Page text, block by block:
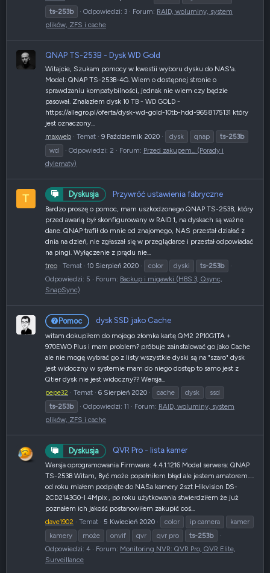
ts-253b
Odpowiedzi: 3 Forum: RAID, woluminy, system
plików, ZFS i cache
QNAP TS-253B - Dysk WD Gold
Witajcie, Szukam pomocy w kwestii wyboru dysku do NAS'a.
Model: QNAP TS-253B-4G. Wiem o dostępnej stronie o
sprawdzaniu kompatybilności, jednak nie wiem czy będzie
pasował. Znalazłem dysk 10 TB - WD GOLD -
https://allegro.pl/oferta/dysk-wd-gold-10tb-hdd-9658175131 który
jest oznaczony...
maxweb
Temat 9 Październik 2020 dysk qnap
ts-253b
wd
Odpowiedzi: 2 Forum: Przed zakupem... (Porady i
dylematy)
T Dyskusja Przywróć ustawienia fabryczne
Bardzo proszę o pomoc, mam uszkodzonego QNAP TS-253B, który
przed awarią był skonfigurowany w RAID 1, na dyskach są ważne
dane. QNAP trafił do mnie od znajomego, NAS przestał działać z
dnia na dzień, nie zgłaszał się w przeglądarce i przestał odpowiadać
na pingi. Wyłączenie z prądu nie...
treo
Temat 10 Sierpień 2020 color dyski
ts-253b
Odpowiedzi: 5
Forum: Backup i migawki (HBS 3, Qsync,
SnapSync)
Pomoc dysk SSD jako Cache
witam dokupiłem do mojego złomka kartę QM2 2P10G1TA +
970EWO Plus i mam problem? próbuje zainstalować go jako Cache
ale nie mogę wybrać go z listy wszystkie dyski są na "szaro" dysk
jest widoczny w systemie mam do niego dostęp to samo jest z
Qtier dysk nie jest widoczny?? Wersja...
pepe32
Temat 6 Sierpień 2020 cache dysk
ssd
ts-253b
Odpowiedzi: 11 Forum: RAID, woluminy, system
plików, ZFS i cache
Dyskusja QVR Pro - lista kamer
Wersja oprogramowania Firmware: 4.4.1.1216 Model serwera: QNAP
TS-253B Witam, Być może popełniłem błąd ale jestem amatorem.....
od roku miałem podpięte do NASa kamery 2szt Hikvision DS-
2CD2143G0-I 4Mpix , po roku użytkowania stwierdziłem że już
poznałem ich jakość postanowiłem zakupić coś...
dave1902
Temat 5 Kwiecień 2020 color ip camera
kamer
kamery
może onvif qvr qvr pro
ts-253b
Odpowiedzi: 4
Forum: Monitoring NVR: QVR Pro, QVR Elite,
Surveillance